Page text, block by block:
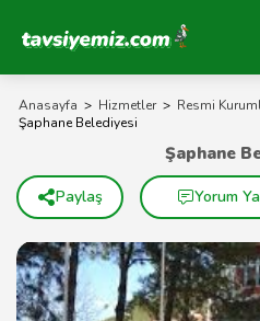
Tavsiyemiz Anasayfa
Anasayfa > Hizmetler > Resmi
Şaphane Belediyesi
Şaphane
Paylaş Yorum